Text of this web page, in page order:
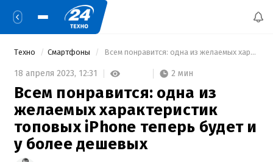
Техно Смартфоны Всем понравится: одна из желаемых характеристик топовых iPhone теперь будет и у более дешевых
18 апреля 2023, 12:31 2 мин
Всем понравится: одна из
желаемых характеристик
топовых iPhone теперь будет и
у более дешевых